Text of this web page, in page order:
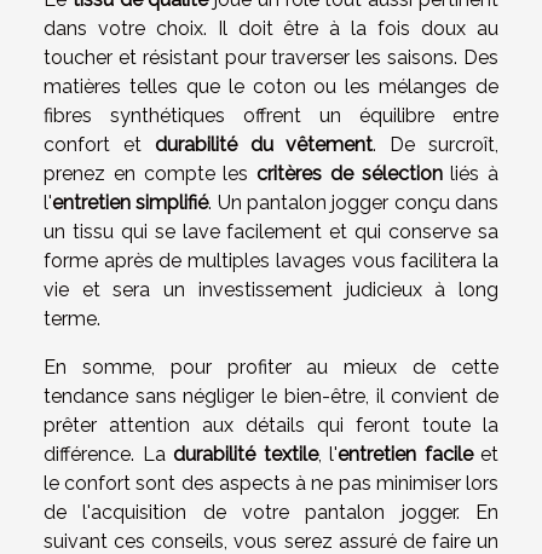
dans votre choix. Il doit être à la fois doux au
toucher et résistant pour traverser les saisons. Des
matières telles que le coton ou les mélanges de
fibres synthétiques offrent un équilibre entre
confort et durabilité du vêtement. De surcroît,
prenez en compte les critères de sélectionliés à
l'entretien simplifié. Un pantalon jogger conçu dans
un tissu qui se lave facilement et qui conserve sa
forme après de multiples lavages vous facilitera la
vie et sera un investissement judicieux à long
terme.
En somme, pour profiter au mieux de cette
tendance sans négliger le bien-être, il convient de
prêter attention aux détails qui feront toute la
différence. La durabilité textile, l'entretien facileet
le confort sont des aspects à ne pas minimiser lors
de l'acquisition de votre pantalon jogger. En
suivant ces conseils, vous serez assuré de faire un